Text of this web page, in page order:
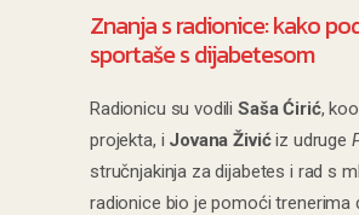
Znanja s radionice: kako
sportaše s dijabetesom
Radionicu su vodili Saša Ćirić,
projekta, i Jovana Živićiz udruge
stručnjakinja za dijabetes i rad s
radionice bio je pomoći trenerima